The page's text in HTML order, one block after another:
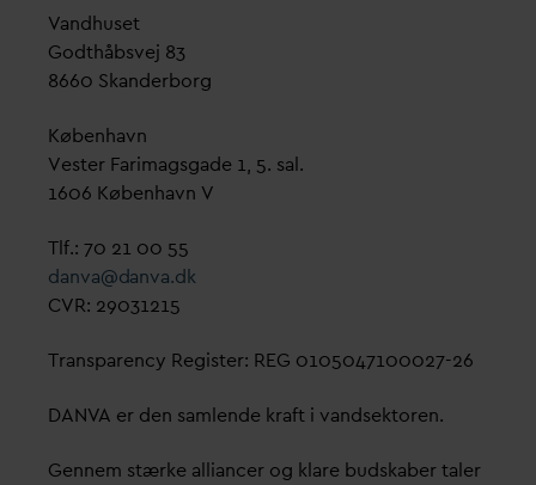
Vandhuset
Godthåbsvej 83
8660 Skanderborg
København
Vester Farimagsgade 1, 5. sal.
1606 København V
Tlf.: 70 21 00 55
danva@danva.dk
CVR: 29031215
Transparency Register: REG 0105047100027-26
DANVA er den samlende kraft i vandsektoren.
Gennem stærke alliancer og klare budskaber taler